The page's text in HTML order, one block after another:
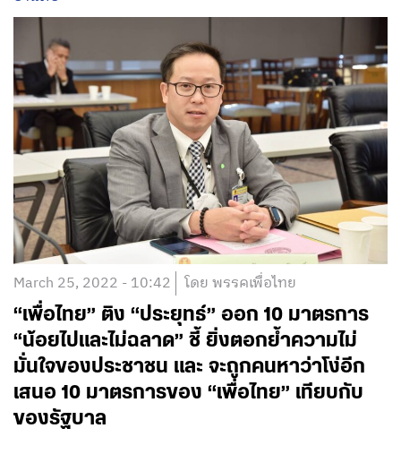
March 25, 2022 - 10:42 โดย พรรคเพื่อไทย
“เพื่อไทย” ติง “ประยุทธ์” ออก 10 มาตรการ
“น้อยไปและไม่ฉลาด” ชี้ ยิ่งตอกย้ำความไม่
มั่นใจของประชาชน และ จะถูกคนหาว่าโง่อีก
เสนอ 10 มาตรการของ “เพื่อไทย” เทียบกับ
ของรัฐบาล